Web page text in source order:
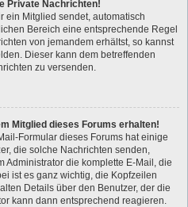
Private Nachrichten!
ein Mitglied sendet, automatisch
Bereich eine entsprechende Regel
von jemandem erhältst, so kannst
Dieser kann dem betreffenden
zu versenden.
Mitglied dieses Forums erhalten!
Formular dieses Forums hat einige
die solche Nachrichten senden,
Administrator die komplette E-Mail, die
ist es ganz wichtig, die Kopfzeilen
Details über den Benutzer, der die
kann dann entsprechend reagieren.